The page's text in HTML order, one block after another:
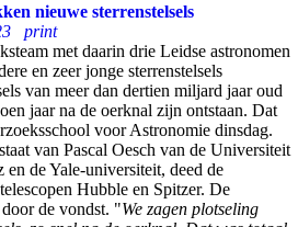
nieuwe sterrenstelsels
print
met daarin drie Leidse astronomen
en zeer jonge sterrenstelsels
van meer dan dertien miljard jaar oud
jaar na de oerknal zijn ontstaan. Dat
voor Astronomie dinsdag.
van Pascal Oesch van de Universiteit
de Yale-universiteit, deed de
Hubble en Spitzer. De
de vondst. "We zagen plotseling